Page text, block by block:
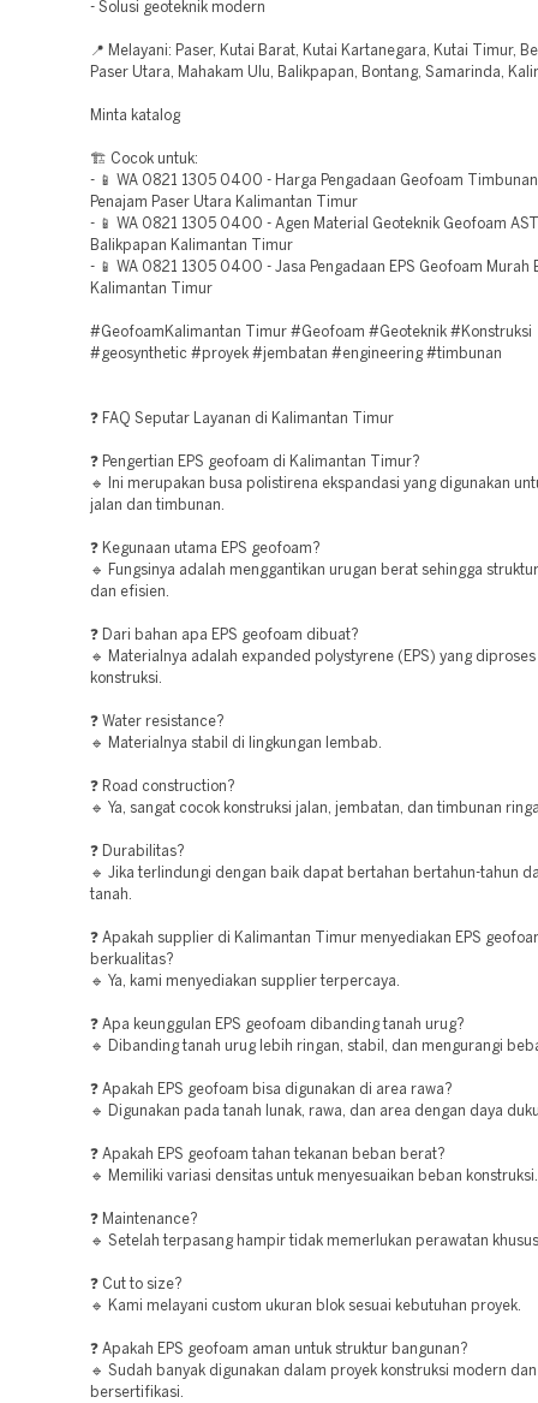
- Solusi geoteknik modern
📍 Melayani: Paser, Kutai Barat, Kutai Kartanegara, Kutai Timur,
Paser Utara, Mahakam Ulu, Balikpapan, Bontang, Samarinda,
Minta katalog
🏗️ Cocok untuk:
- 📱 WA 0821 1305 0400 - Harga Pengadaan Geofoam
Penajam Paser Utara Kalimantan Timur
- 📱 WA 0821 1305 0400 - Agen Material Geoteknik Geofoam
Balikpapan Kalimantan Timur
- 📱 WA 0821 1305 0400 - Jasa Pengadaan EPS Geofoam Murah
Kalimantan Timur
#GeofoamKalimantan Timur #Geofoam #Geoteknik #Konstruksi
#geosynthetic #proyek #jembatan #engineering #timbunan
❓ FAQ Seputar Layanan di Kalimantan Timur
❓ Pengertian EPS geofoam di Kalimantan Timur?
🔹 Ini merupakan busa polistirena ekspandasi yang digunakan
jalan dan timbunan.
❓ Kegunaan utama EPS geofoam?
🔹 Fungsinya adalah menggantikan urugan berat sehingga
dan efisien.
❓ Dari bahan apa EPS geofoam dibuat?
🔹 Materialnya adalah expanded polystyrene (EPS) yang diproses
konstruksi.
❓ Water resistance?
🔹 Materialnya stabil di lingkungan lembab.
❓ Road construction?
🔹 Ya, sangat cocok konstruksi jalan, jembatan, dan timbunan
❓ Durabilitas?
🔹 Jika terlindungi dengan baik dapat bertahan bertahun-tahun
tanah.
❓ Apakah supplier di Kalimantan Timur menyediakan EPS
berkualitas?
🔹 Ya, kami menyediakan supplier terpercaya.
❓ Apa keunggulan EPS geofoam dibanding tanah urug?
🔹 Dibanding tanah urug lebih ringan, stabil, dan mengurangi
❓ Apakah EPS geofoam bisa digunakan di area rawa?
🔹 Digunakan pada tanah lunak, rawa, dan area dengan daya
❓ Apakah EPS geofoam tahan tekanan beban berat?
🔹 Memiliki variasi densitas untuk menyesuaikan beban konstruksi.
❓ Maintenance?
🔹 Setelah terpasang hampir tidak memerlukan perawatan
❓ Cut to size?
🔹 Kami melayani custom ukuran blok sesuai kebutuhan proyek.
❓ Apakah EPS geofoam aman untuk struktur bangunan?
🔹 Sudah banyak digunakan dalam proyek konstruksi modern dan
bersertifikasi.